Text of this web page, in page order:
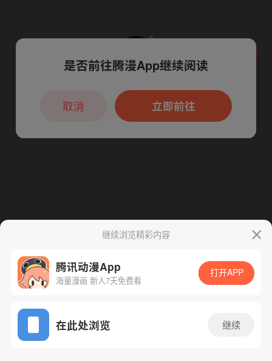
App免费看
腾漫App免费看
继续浏览精彩内容
腾讯动漫App
海量漫画 新人7天免费看
打开APP
在此处浏览 继续
本章节仅支持App阅读，可打开App新用
户7天免费看
是否前往腾漫App继续阅读
立即前往
取消